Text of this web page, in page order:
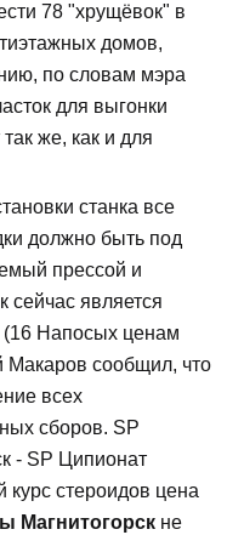
78 "хрущёвок" в
домов,
по словам мэра
для выгонки
же, как и для
станка все
должно быть под
прессой и
сейчас является
(16 Напосых ценам
Макаров сообщил, что
всех
сборов. SP
- SP Ципионат
курс стероидов цена
Магнитогорск не